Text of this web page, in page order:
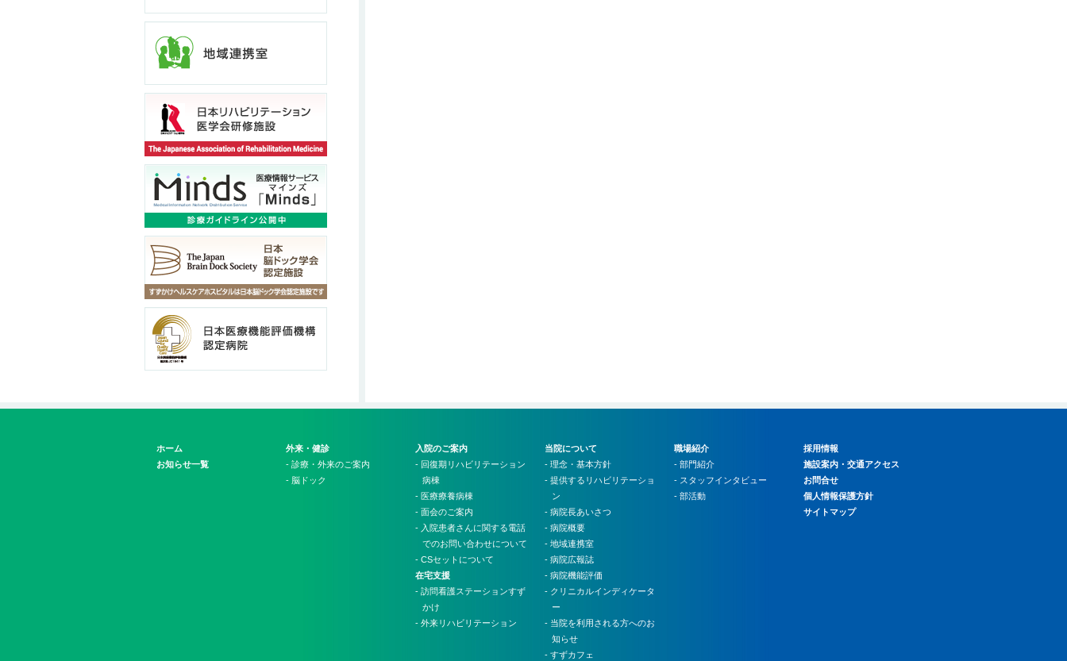
ホーム
お知らせ一覧
外来・健診
- 診療・外来のご案内
- 脳ドック
入院のご案内
- 回復期リハビリテーション
病棟
- 医療療養病棟
- 面会のご案内
- 入院患者さんに関する電話
でのお問い合わせについて
- CSセットについて
在宅支援
- 訪問看護ステーションすず
かけ
- 外来リハビリテーション
当院について
- 理念・基本方針
- 提供するリハビリテーショ
ン
- 病院長あいさつ
- 病院概要
- 地域連携室
- 病院広報誌
- 病院機能評価
- クリニカルインディケータ
ー
- 当院を利用される方へのお
知らせ
- すずカフェ
職場紹介
- 部門紹介
- スタッフインタビュー
- 部活動
採用情報
施設案内・交通アクセス
お問合せ
個人情報保護方針
サイトマップ